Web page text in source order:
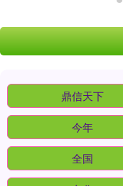
鼎信天下
今年
全国